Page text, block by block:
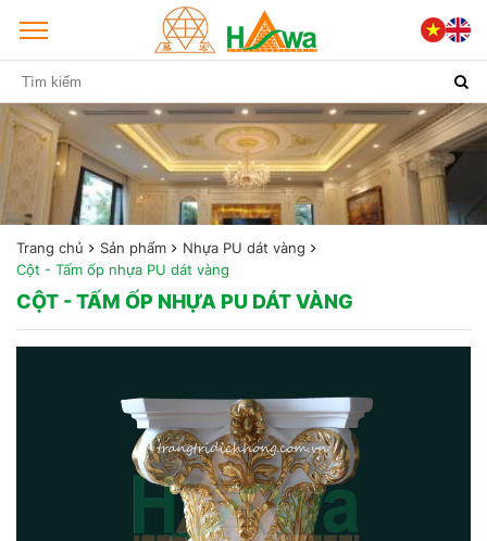
Trang chủ Sản phẩm
Nhựa PU dát vàng
Cột - Tấm ốp nhựa PU dát vàng
CỘT - TẤM ỐP NHỰA PU DÁT VÀNG